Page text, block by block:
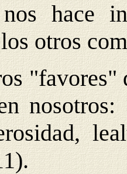
hace
otros